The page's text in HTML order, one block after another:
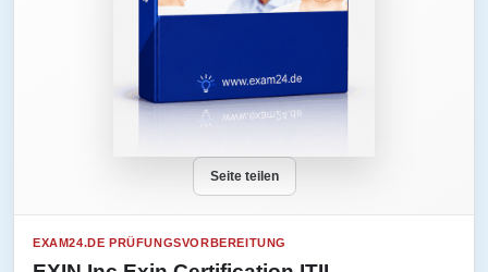
Seite teilen
EXAM24.DE PRÜFUNGSVORBEREITUNG